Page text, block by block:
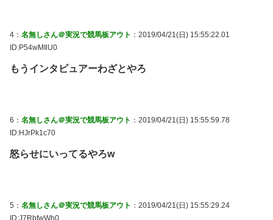
4： 名無しさん＠実況で競馬板アウト ：2019/04/21(日) 15:55:22.01
ID:P54wMIlU0
もうインタビュアーわざとやろ
6： 名無しさん＠実況で競馬板アウト ：2019/04/21(日) 15:55:59.78
ID:HJrPk1c70
怒らせにいってるやろw
5： 名無しさん＠実況で競馬板アウト ：2019/04/21(日) 15:55:29.24
ID:J7RbfwWh0